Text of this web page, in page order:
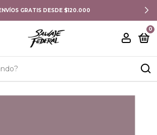
GRATIS DESDE $120.000
0